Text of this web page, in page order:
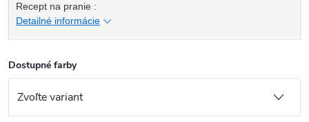
Recept na pranie :
Detailné informácie
Dostupné farby